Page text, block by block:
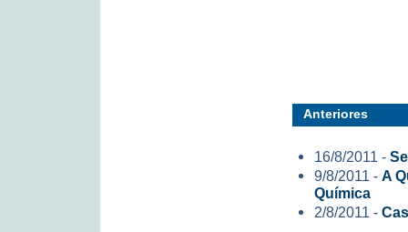
Anteriores
16/8/2011 -
9/8/2011 - A
Química
2/8/2011 -